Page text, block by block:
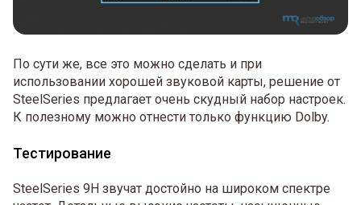
По сути же, все это можно сделать и при
использовании хорошей звуковой карты, решение от
SteelSeries предлагает очень скудный набор настроек.
К полезному можно отнести только функцию Dolby.
Тестирование
SteelSeries 9H звучат достойно на широком спектре